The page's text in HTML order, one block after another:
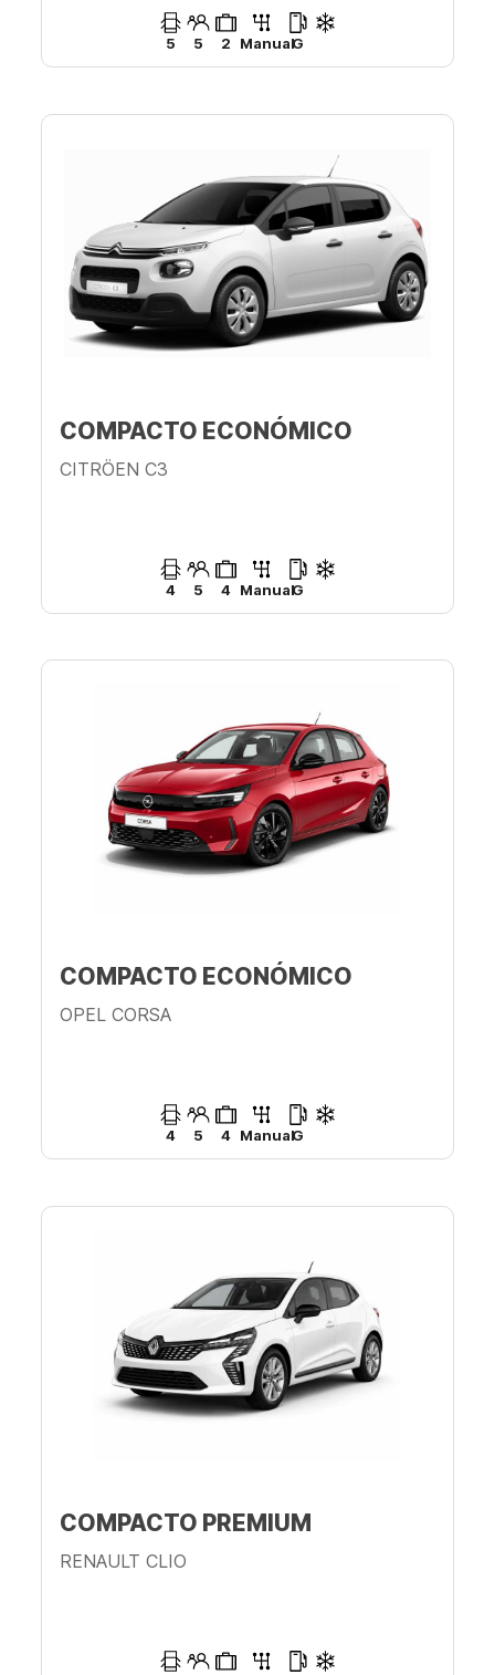
5 5 2 ManualG
COMPACTO ECONÓMICO
CITRÖEN C3
4 5 4 ManualG
COMPACTO ECONÓMICO
OPEL CORSA
4 5 4 ManualG
COMPACTO PREMIUM
RENAULT CLIO